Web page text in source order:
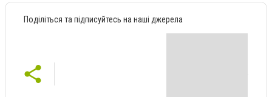
Поділіться та підписуйтесь на наші джерела